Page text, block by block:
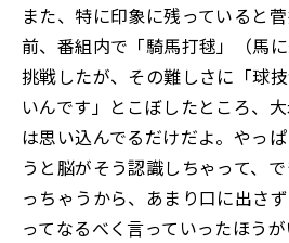
また、特に印象に残っていると
前、番組内で「騎馬打毬」（馬
挑戦したが、その難しさに「球
いんです」とこぼしたところ、
は思い込んでるだけだよ。やっ
うと脳がそう認識しちゃって、
っちゃうから、あまり口に出さ
ってなるべく言っていったほう